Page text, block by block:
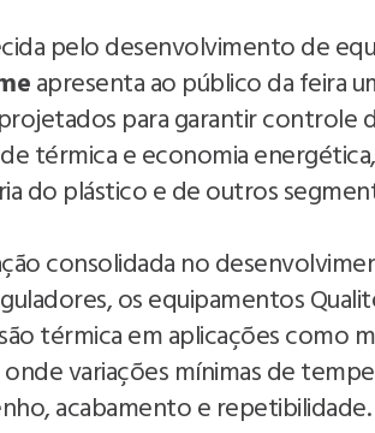
pelo desenvolvimento de
apresenta ao público da feira
para garantir controle
térmica e economia
do plástico e de outros
consolidada no
os equipamentos
térmica em aplicações como
variações mínimas de
acabamento e repetibilidade.